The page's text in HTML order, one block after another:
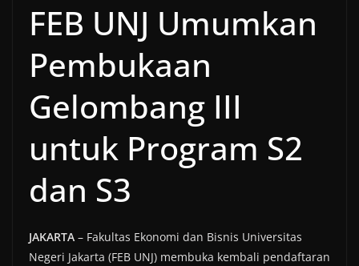
FEB UNJ Umumkan
Pembukaan
Gelombang III
untuk Program S2
dan S3
JAKARTA – Fakultas Ekonomi dan Bisnis Universitas
Negeri Jakarta (FEB UNJ) membuka kembali pendaftaran